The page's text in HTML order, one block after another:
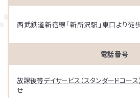
西武鉄道新宿線「新所沢駅」東口より徒
電話番号
放課後等デイサービス（スタンダードコース）
せ